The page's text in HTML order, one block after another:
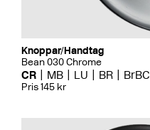
Knoppar/Handtag
Bean 030 Chrome
CR MB LU BR BrBC
Pris 145 kr